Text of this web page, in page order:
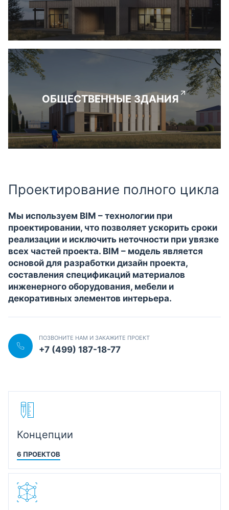
ОБЩЕСТВЕННЫЕ ЗДАНИЯ
Проектирование полного цикла
Мы используем BIM – технологии при
проектировании, что позволяет ускорить сроки
реализации и исключить неточности при увязке
всех частей проекта. BIM – модель является
основой для разработки дизайн проекта,
составления спецификаций материалов
инженерного оборудования, мебели и
декоративных элементов интерьера.
ПОЗВОНИТЕ НАМ И ЗАКАЖИТЕ ПРОЕКТ
+7 (499) 187-18-77
Концепции
6 ПРОЕКТОВ